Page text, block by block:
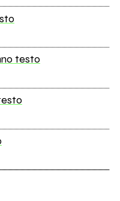
testo